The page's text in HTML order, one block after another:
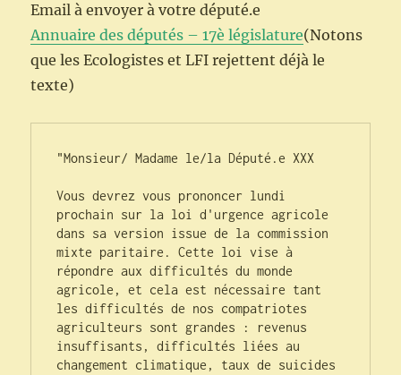
Email à envoyer à votre député.e
Annuaire des députés – 17è législature(Notons
que les Ecologistes et LFI rejettent déjà le
texte)
"Monsieur/ Madame le/la Député.e XXX
Vous devrez vous prononcer lundi
prochain sur la loi d'urgence agricole
dans sa version issue de la commission
mixte paritaire. Cette loi vise à
répondre aux difficultés du monde
agricole, et cela est nécessaire tant
les difficultés de nos compatriotes
agriculteurs sont grandes : revenus
insuffisants, difficultés liées au
changement climatique, taux de suicides